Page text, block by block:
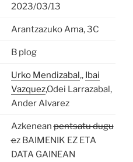
2023/03/13
Arantzazuko Ama, 3C
B plog
Urko Mendizabal,, Ibai
Vazquez,Odei Larrazabal,
Ander Alvarez
Azkeneanpentsatu dugu
ez BAIMENIK EZ ETA
DATA GAINEAN